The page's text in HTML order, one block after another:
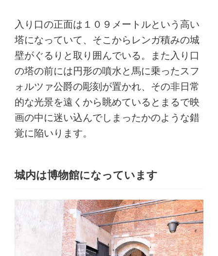
入り口の正面は１０９メートルという高い
塔になっていて、そこからレンガ積みの城
壁がぐるりと取り囲んでいる。また入り口
の塔の前には円形の噴水と馬に乗ったスフ
ォルツァ公爵の彫刻が置かれ、その非日常
的な光景を遠くから眺めているとまるで映
画の中に迷い込んでしまったかのような錯
覚に陥いります。
城内は博物館になっています